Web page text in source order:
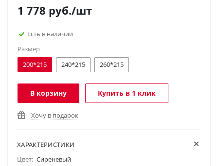
1 778 руб./шт
Есть в наличии
Размер
200*215
240*215 260*215
В корзину Купить в 1 клик
Хочу в подарок
ХАРАКТЕРИСТИКИ
Цвет: Сиреневый